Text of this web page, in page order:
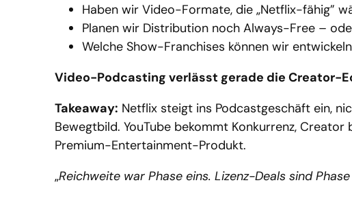
Haben wir Video-Formate, die „Netflix-fähig”
Planen wir Distribution noch Always-Free –
Welche Show-Franchises können wir
Video-Podcasting verlässt gerade die Creator-
Takeaway: Netflix steigt ins Podcastgeschäft ein,
Bewegtbild. YouTube bekommt Konkurrenz,
Premium-Entertainment-Produkt.
„Reichweite war Phase eins. Lizenz-Deals sind Phase